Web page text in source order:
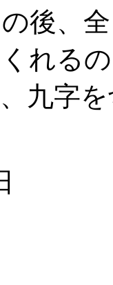
後、
れる
、九字